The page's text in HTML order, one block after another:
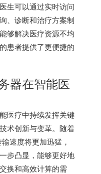
生可以通过实时访问
、诊断和治疗方案制
够解决医疗资源不均
患者提供了更便捷的
器在智能医
医疗中持续发挥关键
术创新与变革。随着
速度将更加迅猛，
步凸显，能够更好地
换和高效计算的需